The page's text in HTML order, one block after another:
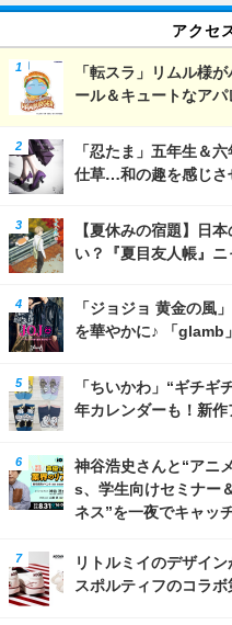
アクセ
「転スラ」リムル様
ール＆キュートなアパ
「忍たま」五年生＆
仕草…和の趣を感じさ
【夏休みの宿題】日
い？『夏目友人帳』
「ジョジョ 黄金の風
を華やかに♪ 「glamb
「ちいかわ」“ギチギ
年カレンダーも！新
神谷浩史さんと“アニ
s、学生向けセミナー
ネス”を一夜でキャッ
リトルミイのデザイ
スポルティフのコラボ